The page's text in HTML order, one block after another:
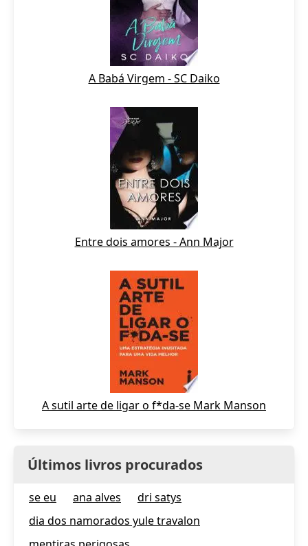
A Babá Virgem - SC Daiko
Entre dois amores - Ann Major
A sutil arte de ligar o f*da-se Mark Manson
Últimos livros procurados
se eu ana alves
dri satys
dia dos namorados yule travalon